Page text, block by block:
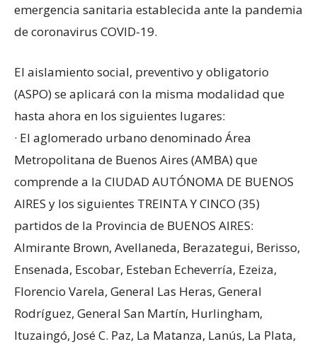
emergencia sanitaria establecida ante la pandemia
de coronavirus COVID-19.
El aislamiento social, preventivo y obligatorio
(ASPO) se aplicará con la misma modalidad que
hasta ahora en los siguientes lugares:
· El aglomerado urbano denominado Área
Metropolitana de Buenos Aires (AMBA) que
comprende a la CIUDAD AUTÓNOMA DE BUENOS
AIRES y los siguientes TREINTA Y CINCO (35)
partidos de la Provincia de BUENOS AIRES:
Almirante Brown, Avellaneda, Berazategui, Berisso,
Ensenada, Escobar, Esteban Echeverría, Ezeiza,
Florencio Varela, General Las Heras, General
Rodríguez, General San Martín, Hurlingham,
Ituzaingó, José C. Paz, La Matanza, Lanús, La Plata,